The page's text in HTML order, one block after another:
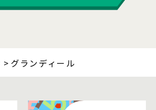
グランディール